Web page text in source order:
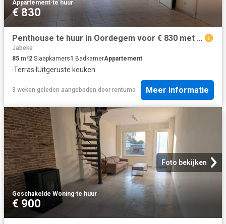
Appartement·te huur
€ 830
Penthouse te huur in Oordegem voor € 830 met 2 slaapkamers
Jabeke
85 m²2 Slaapkamers1 BadkamerAppartement
·Terras·IUitgeruste keuken
3 weken geleden aangeboden door rentumo Meer informatie
Foto bekijken
Geschakelde Woning·te huur
€ 900